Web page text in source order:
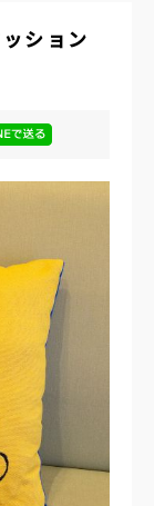
ション